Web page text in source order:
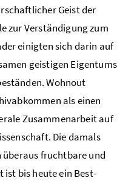
Geist der
zur Verständigung zum
einigten sich darin auf
geistigen Eigentums
Wohnout
als einen
Zusammenarbeit auf
Die damals
fruchtbare und
bis heute ein Best-